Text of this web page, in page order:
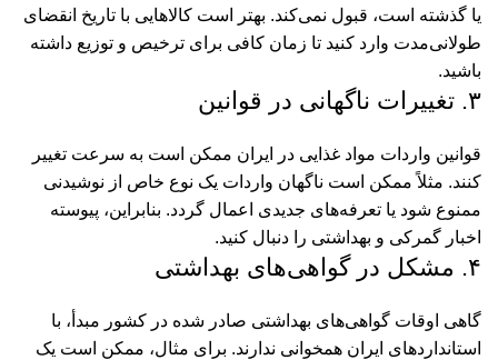
یا گذشته است، قبول نمی‌کند. بهتر است کالاهایی با تاریخ انقضای
طولانی‌مدت وارد کنید تا زمان کافی برای ترخیص و توزیع داشته
باشید.
۳. تغییرات ناگهانی در قوانین
قوانین واردات مواد غذایی در ایران ممکن است به سرعت تغییر
کنند. مثلاً ممکن است ناگهان واردات یک نوع خاص از نوشیدنی
ممنوع شود یا تعرفه‌های جدیدی اعمال گردد. بنابراین، پیوسته
اخبار گمرکی و بهداشتی را دنبال کنید.
۴. مشکل در گواهی‌های بهداشتی
گاهی اوقات گواهی‌های بهداشتی صادر شده در کشور مبدأ، با
استانداردهای ایران همخوانی ندارند. برای مثال، ممکن است یک